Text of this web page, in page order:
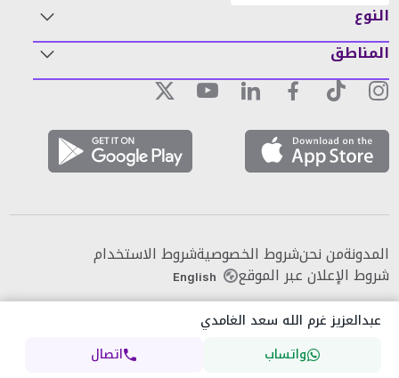
النوع
المناطق
المدونةمن نحنشروط الخصوصيةشروط الاستخدام
شروط الإعلان عبر الموقع English
عبدالعزيز غرم الله سعد الغامدي
واتساب
اتصال